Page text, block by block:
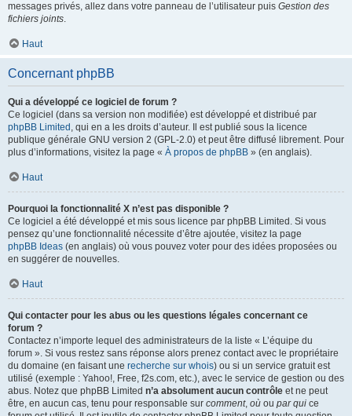
messages privés, allez dans votre panneau de l’utilisateur puis Gestion des
fichiers joints.
Haut
Concernant phpBB
Qui a développé ce logiciel de forum ?
Ce logiciel (dans sa version non modifiée) est développé et distribué par
phpBB Limited , qui en a les droits d’auteur. Il est publié sous la licence
publique générale GNU version 2 (GPL-2.0) et peut être diffusé librement. Pour
plus d’informations, visitez la page « À propos de phpBB » (en anglais).
Haut
Pourquoi la fonctionnalité X n’est pas disponible ?
Ce logiciel a été développé et mis sous licence par phpBB Limited. Si vous
pensez qu’une fonctionnalité nécessite d’être ajoutée, visitez la page
phpBB Ideas (en anglais) où vous pouvez voter pour des idées proposées ou
en suggérer de nouvelles.
Haut
Qui contacter pour les abus ou les questions légales concernant ce
forum ?
Contactez n’importe lequel des administrateurs de la liste « L’équipe du
forum ». Si vous restez sans réponse alors prenez contact avec le propriétaire
du domaine (en faisant une recherche sur whois) ou si un service gratuit est
utilisé (exemple : Yahoo!, Free, f2s.com, etc.), avec le service de gestion ou des
abus. Notez que phpBB Limited n’a absolument aucun contrôle et ne peut
être, en aucun cas, tenu pour responsable sur comment, où ou par qui ce